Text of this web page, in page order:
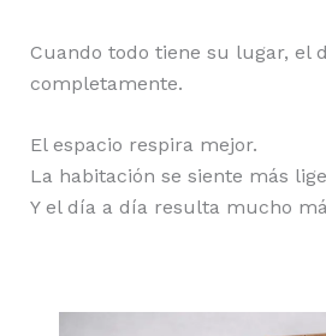
Cuando todo tiene su lugar, el
completamente.
El espacio respira mejor.
La habitación se siente más
Y el día a día resulta mucho